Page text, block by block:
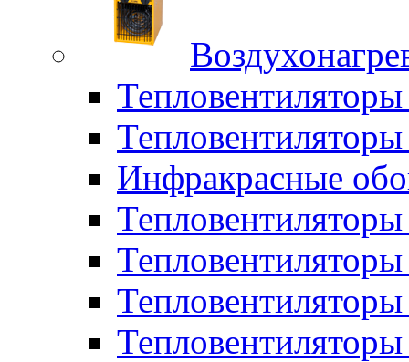
Тепловентиляторы
Инфракрасные